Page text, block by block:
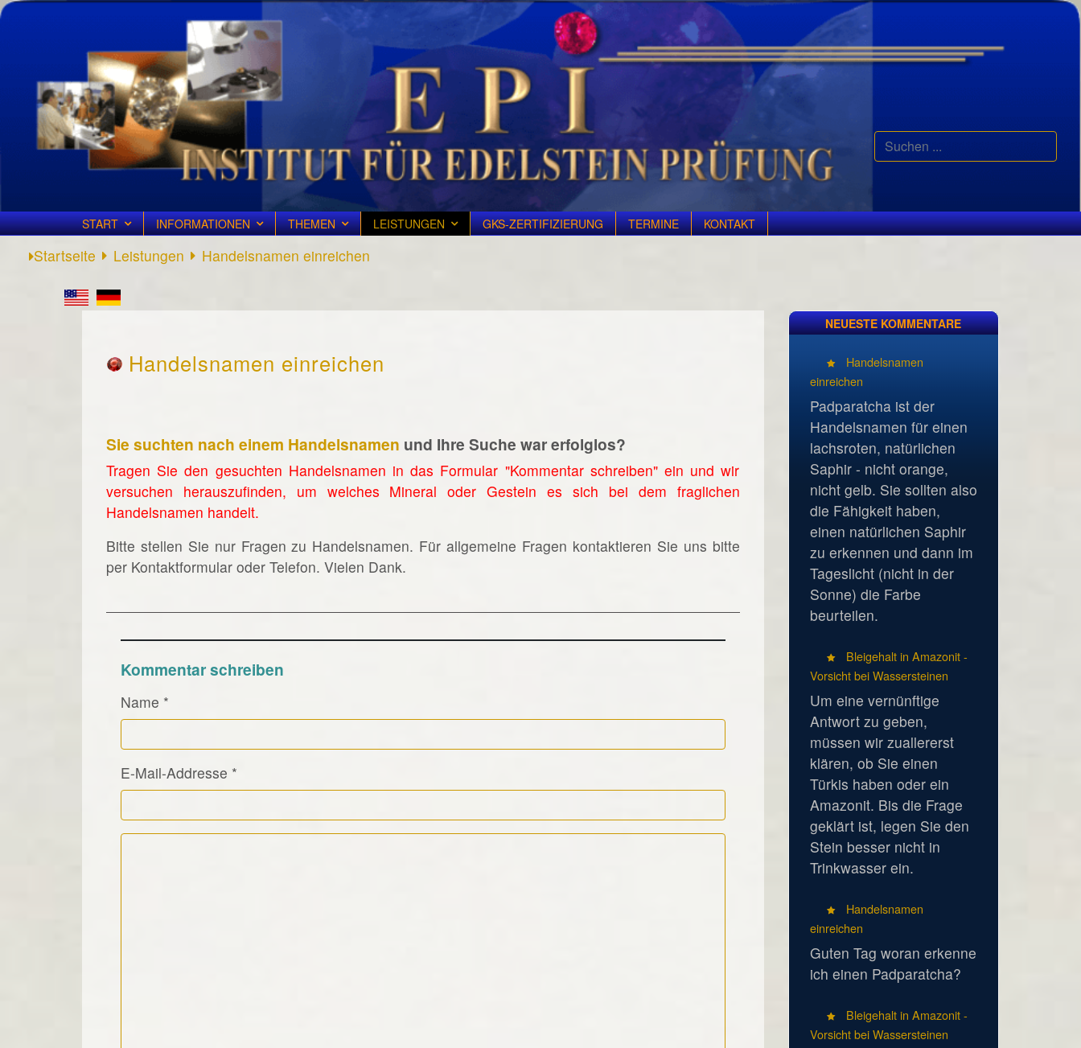
Suchen
...
START INFORMATIONEN THEMEN LEISTUNGEN GKS-ZERTIFIZIERUNG TERMINE KONTAKT
Startseite Leistungen Handelsnamen einreichen
Handelsnamen einreichen
Sie suchten nach einem Handelsnamen und Ihre Suche war erfolglos?
Tragen Sie den gesuchten Handelsnamen in das Formular "Kommentar schreiben" ein und wir
versuchen herauszufinden, um welches Mineral oder Gestein es sich bei dem fraglichen
Handelsnamen handelt.
Bitte stellen Sie nur Fragen zu Handelsnamen. Für allgemeine Fragen kontaktieren Sie uns bitte
per Kontaktformular oder Telefon. Vielen Dank.
Kommentar schreiben
Name *
E-Mail-Addresse *
Kommentar Text
NEUESTE KOMMENTARE
Handelsnamen
einreichen
Padparatcha ist der
Handelsnamen für einen
lachsroten, natürlichen
Saphir - nicht orange,
nicht gelb. Sie sollten also
die Fähigkeit haben,
einen natürlichen Saphir
zu erkennen und dann im
Tageslicht (nicht in der
Sonne) die Farbe
beurteilen.
Bleigehalt in Amazonit -
Vorsicht bei Wassersteinen
Um eine vernünftige
Antwort zu geben,
müssen wir zuallererst
klären, ob Sie einen
Türkis haben oder ein
Amazonit. Bis die Frage
geklärt ist, legen Sie den
Stein besser nicht in
Trinkwasser ein.
Handelsnamen
einreichen
Guten Tag woran erkenne
ich einen Padparatcha?
Bleigehalt in Amazonit -
Vorsicht bei Wassersteinen